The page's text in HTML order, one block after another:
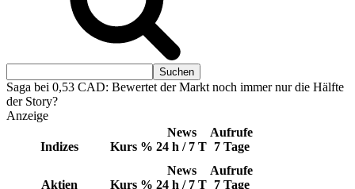
Saga bei 0,53 CAD: Bewertet der Markt noch immer nur die Hälfte
der Story?
Anzeige
Indizes Kurs %
News
24 h / 7 T
Aufrufe
7 Tage
Aktien Kurs %
News
24 h / 7 T
Aufrufe
7 Tage